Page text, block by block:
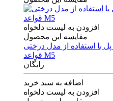
افزودن به لیست دلخواه
مقایسه این محصول
با استفاده از مدل درختی
قواعد M5
رایگان
اضافه به سبد خرید
افزودن به لیست دلخواه